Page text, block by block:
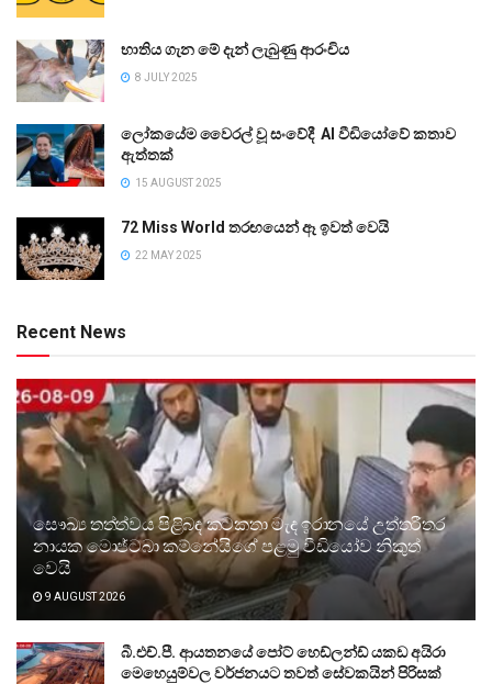
භාතිය ගැන මේ දැන් ලැබුණු ආරංචිය
8 JULY 2025
ලෝකයේම වෛරල් වූ සංවේදී AI වීඩියෝවේ කතාව
ඇත්තක්
15 AUGUST 2025
72 Miss World තරඟයෙන් ඈ ඉවත් වෙයි
22 MAY 2025
Recent News
සෞඛ්‍ය තත්ත්වය පිළිබඳ කටකතා මැද ඉරානයේ උත්තරීතර
නායක මොජ්ටබා කම්නේයිගේ පළමු වීඩියෝව නිකුත්
වෙයි
9 AUGUST 2026
බී.එච්.පී. ආයතනයේ පෝට් හෙඩ්ලන්ඩ් යකඩ අයිරා
මෙහෙයුම්වල වර්ජනයට තවත් සේවකයින් පිරිසක්